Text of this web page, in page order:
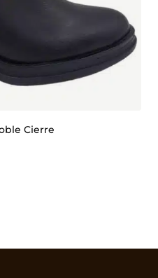
Cierre